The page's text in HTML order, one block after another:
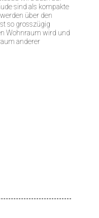
sind als kompakte
über den
so grosszügig
Wohnraum wird und
anderer